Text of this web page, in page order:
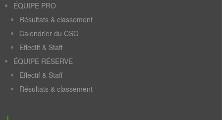
ÉQUIPE PRO
Résultats & classement
Calendrier du CSC
Effectif & Staff
ÉQUIPE RÉSERVE
Effectif & Staff
Résultats & classement